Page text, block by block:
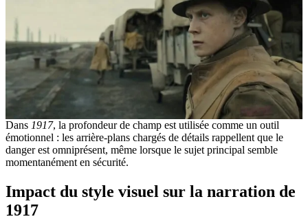
Dans 1917, la profondeur de champ est utilisée comme un outil
émotionnel : les arrière-plans chargés de détails rappellent que le
danger est omniprésent, même lorsque le sujet principal semble
momentanément en sécurité.
Impact du style visuel sur la narration de
1917